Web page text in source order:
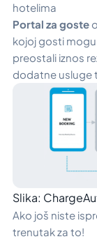
hotelima
Portal za goste
kojoj gosti
preostali iznos
dodatne usluge
Slika:
Ako još niste
trenutak za to!